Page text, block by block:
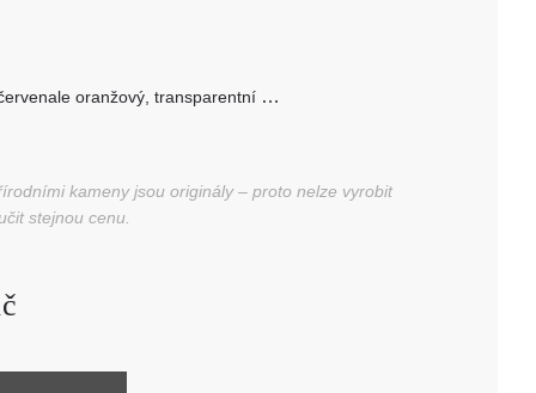
oranžový, transparentní
kameny jsou originály – proto nelze vyrobit
stejnou cenu.